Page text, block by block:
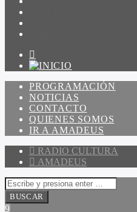
PROGRAMACIÓN
NOTICIAS
CONTACTO
QUIENES SOMOS
IR A AMADEUS
RADIO CULTURA
AMADEUS